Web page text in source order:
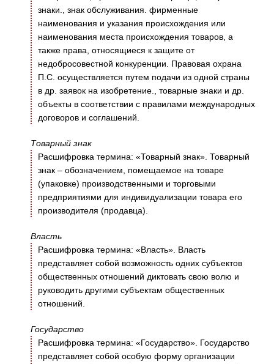
знаки., знак обслуживания. фирменные
наименования и указания происхождения или
наименования места происхождения товаров, а
также права, относящиеся к защите от
недобросовестной конкуренции. Правовая охрана
П.С. осуществляется путем подачи из одной страны
в др. заявок на изобретение., товарные знаки и др.
объекты в соответствии с правилами международных
договоров и соглашений.
Товарный знак
Расшифровка термина: «Товарный знак». Товарный
знак – обозначением, помещаемое на товаре
(упаковке) производственными и торговыми
предприятиями для индивидуализации товара его
производителя (продавца).
Власть
Расшифровка термина: «Власть». Власть
представляет собой возможность одних субъектов
общественных отношений диктовать свою волю и
руководить другими субъектам общественных
отношений.
Государство
Расшифровка термина: «Государство». Государство
представляет собой особую форму организации